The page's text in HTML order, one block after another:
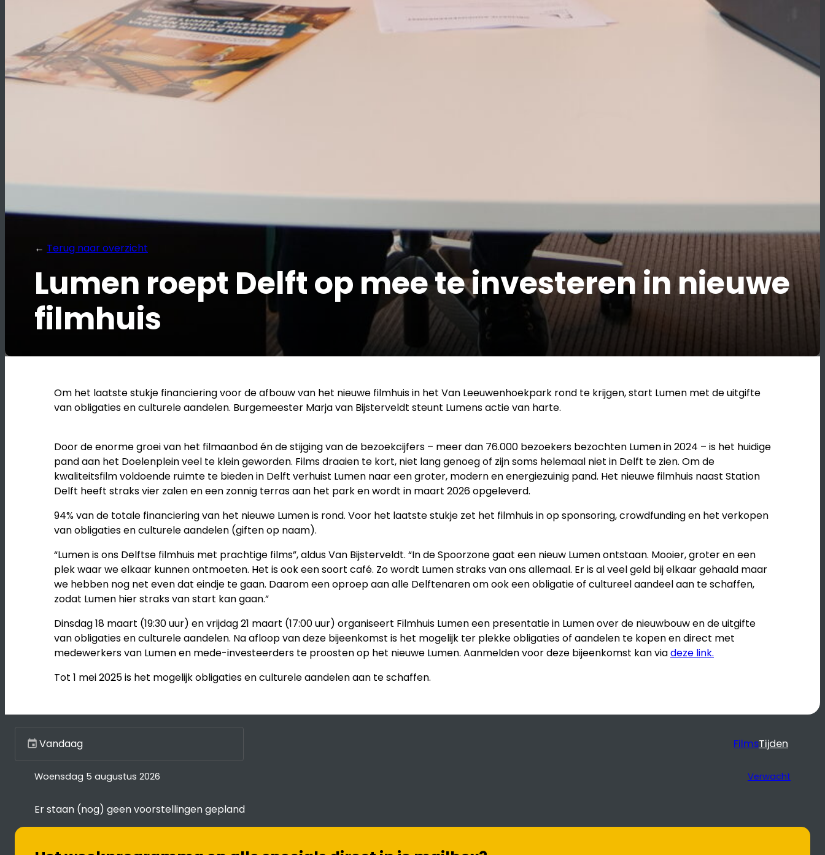
← Terug naar overzicht
Lumen roept Delft op mee te investeren in nieuwe
filmhuis
Om het laatste stukje financiering voor de afbouw van het nieuwe filmhuis in het Van Leeuwenhoekpark rond te krijgen, start Lumen met de uitgifte
van obligaties en culturele aandelen. Burgemeester Marja van Bijsterveldt steunt Lumens actie van harte.
Door de enorme groei van het filmaanbod én de stijging van de bezoekcijfers – meer dan 76.000 bezoekers bezochten Lumen in 2024 – is het huidige
pand aan het Doelenplein veel te klein geworden. Films draaien te kort, niet lang genoeg of zijn soms helemaal niet in Delft te zien. Om de
kwaliteitsfilm voldoende ruimte te bieden in Delft verhuist Lumen naar een groter, modern en energiezuinig pand. Het nieuwe filmhuis naast Station
Delft heeft straks vier zalen en een zonnig terras aan het park en wordt in maart 2026 opgeleverd.
94% van de totale financiering van het nieuwe Lumen is rond. Voor het laatste stukje zet het filmhuis in op sponsoring, crowdfunding en het verkopen
van obligaties en culturele aandelen (giften op naam).
“Lumen is ons Delftse filmhuis met prachtige films”, aldus Van Bijsterveldt. “In de Spoorzone gaat een nieuw Lumen ontstaan. Mooier, groter en een
plek waar we elkaar kunnen ontmoeten. Het is ook een soort café. Zo wordt Lumen straks van ons allemaal. Er is al veel geld bij elkaar gehaald maar
we hebben nog net even dat eindje te gaan. Daarom een oproep aan alle Delftenaren om ook een obligatie of cultureel aandeel aan te schaffen,
zodat Lumen hier straks van start kan gaan.”
Dinsdag 18 maart (19:30 uur) en vrijdag 21 maart (17:00 uur) organiseert Filmhuis Lumen een presentatie in Lumen over de nieuwbouw en de uitgifte
van obligaties en culturele aandelen. Na afloop van deze bijeenkomst is het mogelijk ter plekke obligaties of aandelen te kopen en direct met
medewerkers van Lumen en mede-investeerders te proosten op het nieuwe Lumen. Aanmelden voor deze bijeenkomst kan viadeze link.
Tot 1 mei 2025 is het mogelijk obligaties en culturele aandelen aan te schaffen.
Kies een dag
FilmsTijden
Woensdag 5 augustus 2026 Verwacht
Er staan (nog) geen voorstellingen gepland